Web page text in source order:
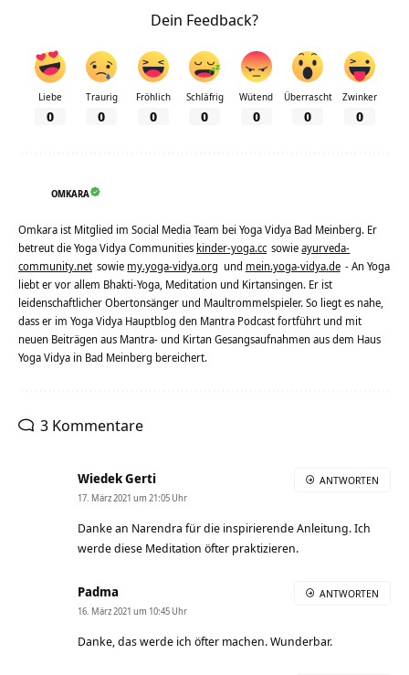
Dein Feedback?
Liebe
0
Traurig
0
Fröhlich
0
Schläfrig
0
Wütend
0
Überrascht
0
Zwinker
0
OMKARA
Omkara ist Mitglied im Social Media Team bei Yoga Vidya Bad Meinberg. Er
betreut die Yoga Vidya Communities kinder-yoga.cc sowieayurveda-
community.net sowie my.yoga-vidya.org und mein.yoga-vidya.de - An Yoga
liebt er vor allem Bhakti-Yoga, Meditation und Kirtansingen. Er ist
leidenschaftlicher Obertonsänger und Maultrommelspieler. So liegt es nahe,
dass er im Yoga Vidya Hauptblog den Mantra Podcast fortführt und mit
neuen Beiträgen aus Mantra- und Kirtan Gesangsaufnahmen aus dem Haus
Yoga Vidya in Bad Meinberg bereichert.
3 Kommentare
Wiedek Gerti
17. März 2021 um 21:05 Uhr
Danke an Narendra für die inspirierende Anleitung. Ich
werde diese Meditation öfter praktizieren.
ANTWORTEN
Padma
16. März 2021 um 10:45 Uhr
Danke, das werde ich öfter machen. Wunderbar.
ANTWORTEN